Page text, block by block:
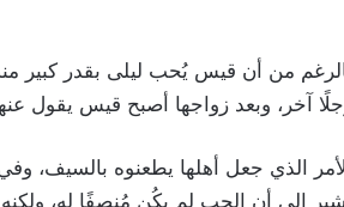
من أن قيس يُحب ليلى بقدر كبير
آخر، وبعد زواجها أصبح قيس يقول
الأمر الذي جعل أهلها يطعنوه بالسيف،
إلى أن الحب لم يكُن مُنصفًا له،